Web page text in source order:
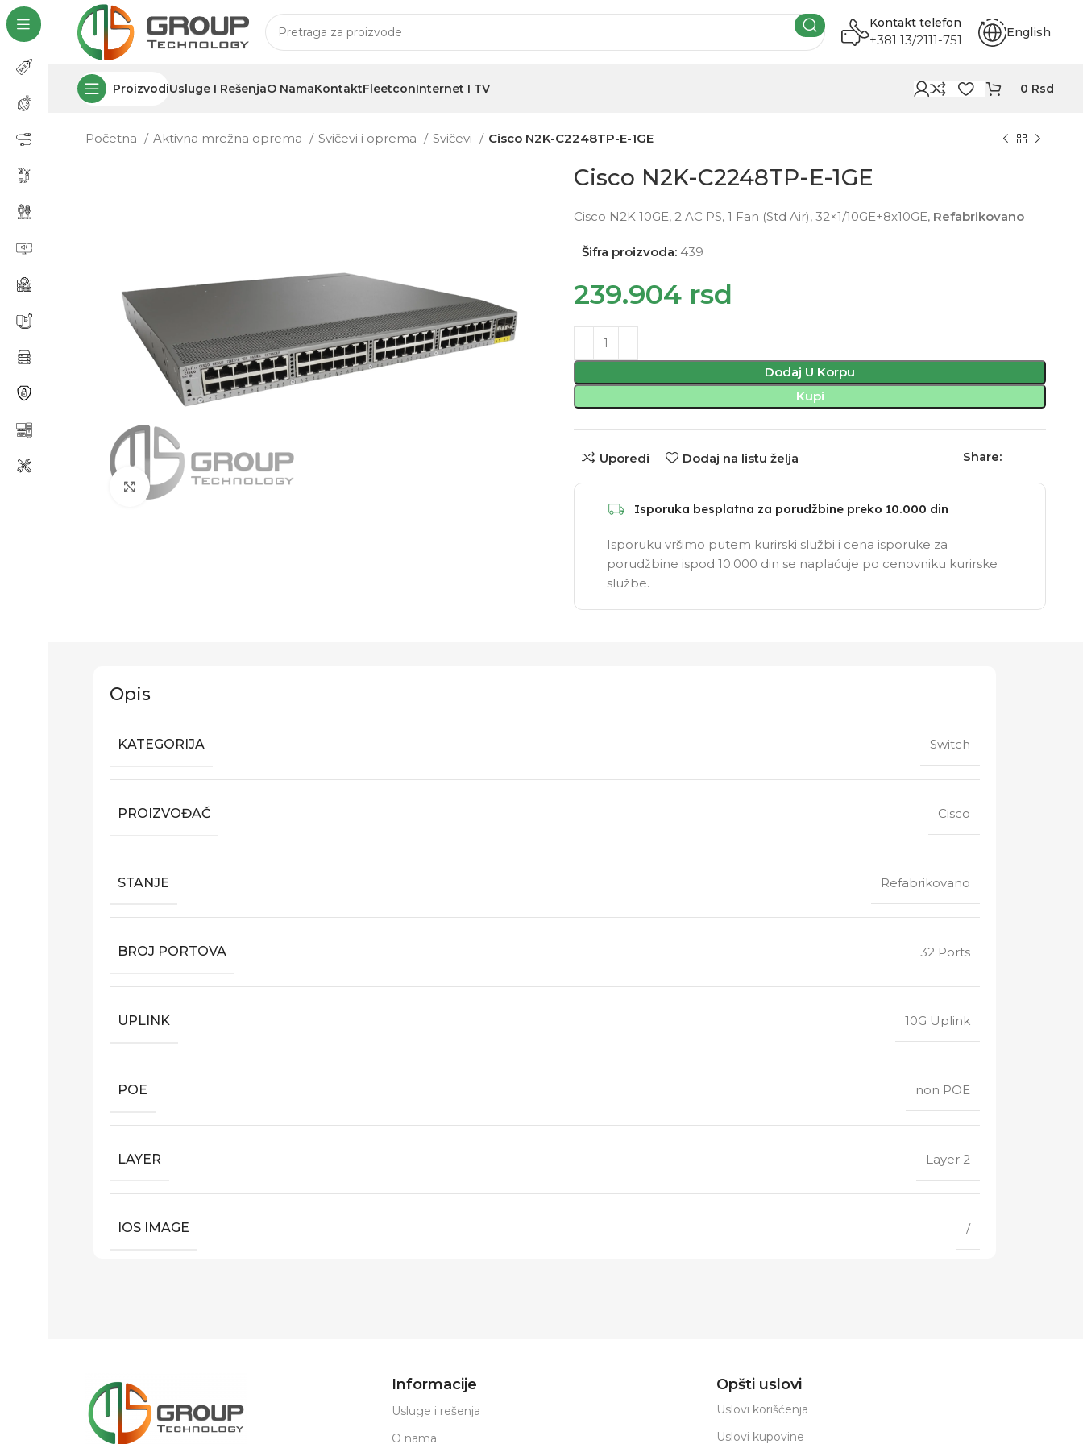
Kontakt telefon
+381 13/2111-751 English
ProizvodiUsluge I RešenjaO NamaKontaktFleetconInternet I TV 0 Rsd
Početna Aktivna mrežna oprema Svičevi i oprema Svičevi Cisco N2K-C2248TP-E-1GE
Click to enlarge
Cisco N2K-C2248TP-E-1GE
Cisco N2K 10GE, 2 AC PS, 1 Fan (Std Air), 32×1/10GE+8x10GE, Refabrikovano
Šifra proizvoda: 439
239.904 rsd
Dodaj U Korpu
Kupi
Uporedi Dodaj na listu želja Share:
Isporuka besplatna za porudžbine preko 10.000 din
Isporuku vršimo putem kurirski službi i cena isporuke za
porudžbine ispod 10.000 din se naplaćuje po cenovniku kurirske
službe.
Opis
KATEGORIJA Switch
PROIZVOĐAČ Cisco
STANJE Refabrikovano
BROJ PORTOVA 32 Ports
UPLINK 10G Uplink
POE non POE
LAYER Layer 2
IOS IMAGE /
Informacije
Usluge i rešenja
O nama
Opšti uslovi
Uslovi korišćenja
Uslovi kupovine